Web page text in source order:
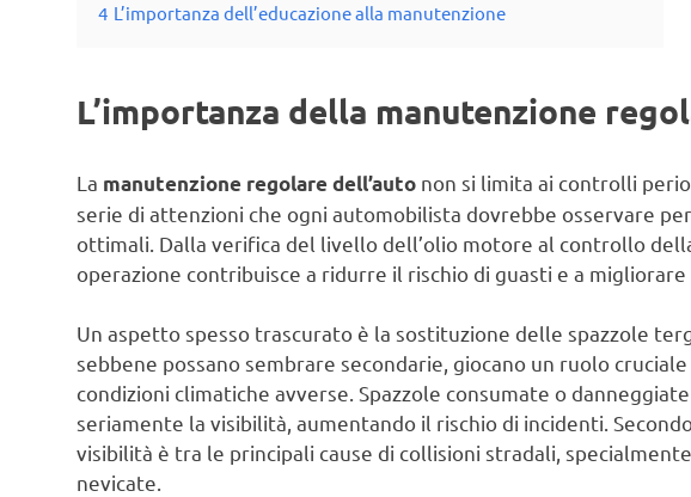
4 L’importanza dell’educazione alla manutenzione
L’importanza della manutenzione
La manutenzione regolare dell’auto non si limita ai controlli
serie di attenzioni che ogni automobilista dovrebbe osservare
ottimali. Dalla verifica del livello dell’olio motore al controllo
operazione contribuisce a ridurre il rischio di guasti e a migliorare
Un aspetto spesso trascurato è la sostituzione delle spazzole
sebbene possano sembrare secondarie, giocano un ruolo
condizioni climatiche avverse. Spazzole consumate o
seriamente la visibilità, aumentando il rischio di incidenti.
visibilità è tra le principali cause di collisioni stradali,
nevicate.